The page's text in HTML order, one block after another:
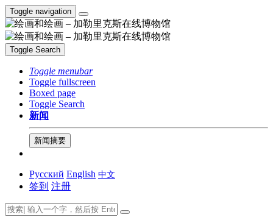
Toggle navigation
Toggle Search
Toggle menubar
Toggle fullscreen
Boxed page
Toggle Search
新闻
新闻摘要
Русский English 中文
签到 注册